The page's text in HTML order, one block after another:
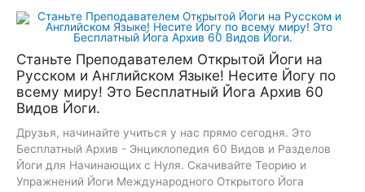
Перейти
Станьте Преподавателем Открытой Йоги на
Русском и Английском Языке! Несите Йогу по
всему миру! Это Бесплатный Йога Архив 60
Видов Йоги.
Друзья, начинайте учиться у нас прямо сегодня. Это
Бесплатный Архив - Энциклопедия 60 Видов и Разделов
Йоги для Начинающих с Нуля. Скачивайте Теорию и
Упражнений Йоги Международного Открытого Йога